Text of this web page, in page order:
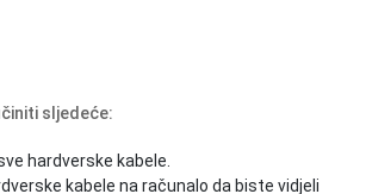
sljedeće:
hardverske kabele.
kabele na računalo da biste vidjeli